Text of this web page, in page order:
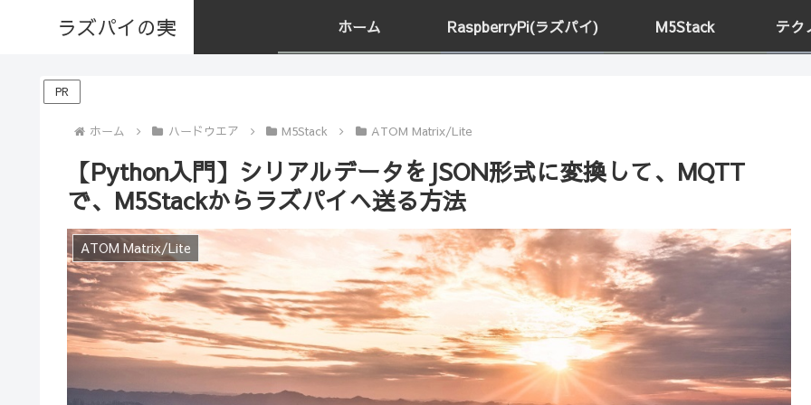
ラズパイの実 ホーム RaspberryPi(ラズパイ) M5Stack テク
PR
ホーム ハードウエア M5Stack ATOM Matrix/Lite
【Python入門】シリアルデータをJSON形式に変換して、MQTT
で、M5Stackからラズパイへ送る方法
ATOM Matrix/Lite